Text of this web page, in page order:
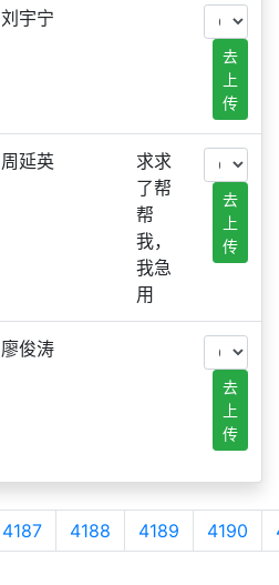
刘宇宁
去
上
传
周延英
求求
了帮
帮
我，
我急
用
去
上
传
廖俊涛
去
上
传
4187 4188 4189 4190